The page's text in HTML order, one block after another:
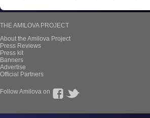
THE AMILOVA PROJECT
About the Amilova Project
Press Reviews
Press kit
Banners
Advertise
Official Partners
Follow Amilova on